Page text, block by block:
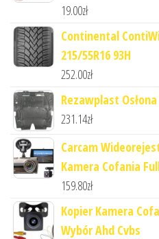
19.00zł
Continental
215/55R16 93H
252.00zł
Rezawplast
231.14zł
Carcam
Kamera Cofania
159.80zł
Kopier Kamera
Wybór Ahd Cvbs